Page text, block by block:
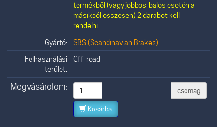
termékből (vagy jobbos-balos esetén a
másikból összesen) 2 darabot kell
rendelni.
Gyártó:
SBS (Scandinavian Brakes)
Felhasználási
terület:
Off-road
Megvásárolom: csomag
Kosárba